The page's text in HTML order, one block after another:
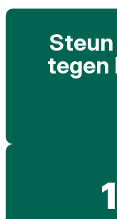
tegen